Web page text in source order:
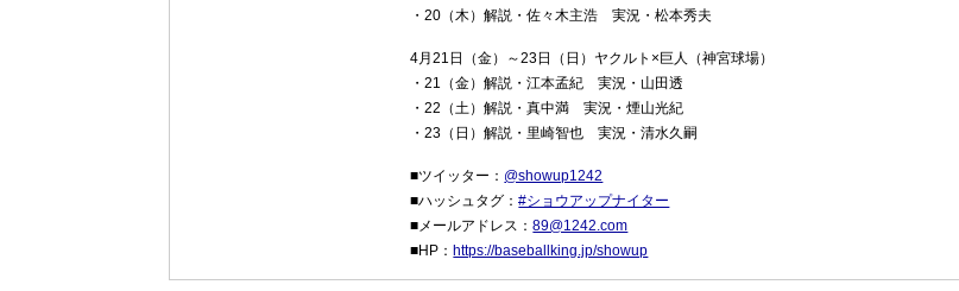
・20（木）解説・佐々木主浩 実況・松本秀夫
4月21日（金）～23日（日）ヤクルト×巨人（神宮球場）
・21（金）解説・江本孟紀 実況・山田透
・22（土）解説・真中満 実況・煙山光紀
・23（日）解説・里崎智也 実況・清水久嗣
■ツイッター： @showup1242
■ハッシュタグ：#ショウアップナイター
■メールアドレス：89@1242.com
■HP：https://baseballking.jp/showup